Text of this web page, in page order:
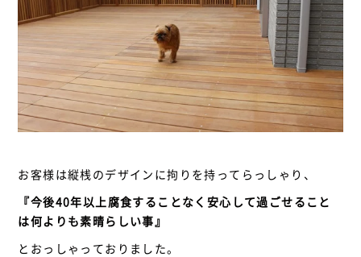
お客様は縦桟のデザインに拘りを持ってらっしゃり、
『今後40年以上腐食することなく安心して過ごせること
は何よりも素晴らしい事』
とおっしゃっておりました。